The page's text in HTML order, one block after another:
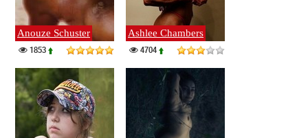
Anouze Schuster
1853
Ashlee Chambers
4704